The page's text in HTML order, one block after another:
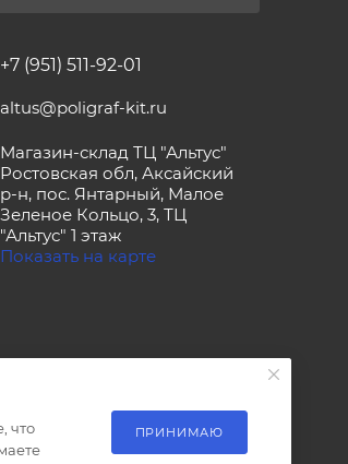
+7 (951) 511-92-01
altus@poligraf-kit.ru
Магазин-склад ТЦ "Альтус"
Ростовская обл, Аксайский
р-н, пос. Янтарный, Малое
Зеленое Кольцо, 3, ТЦ
"Альтус" 1 этаж
Показать на карте
что
ПРИНИМАЮ